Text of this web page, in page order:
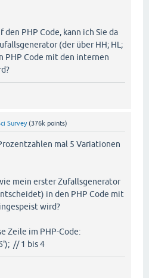
den PHP Code, kann ich Sie da
(der über HH; HL;
PHP Code mit den internen
Survey (376k points)
mal 5 Variationen
mein erster Zufallsgenerator
in den PHP Code mit
wird?
Zeile im PHP-Code:
// 1 bis 4